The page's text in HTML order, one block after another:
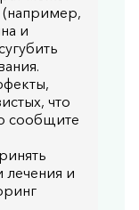
и
что
сообщите
лечения и